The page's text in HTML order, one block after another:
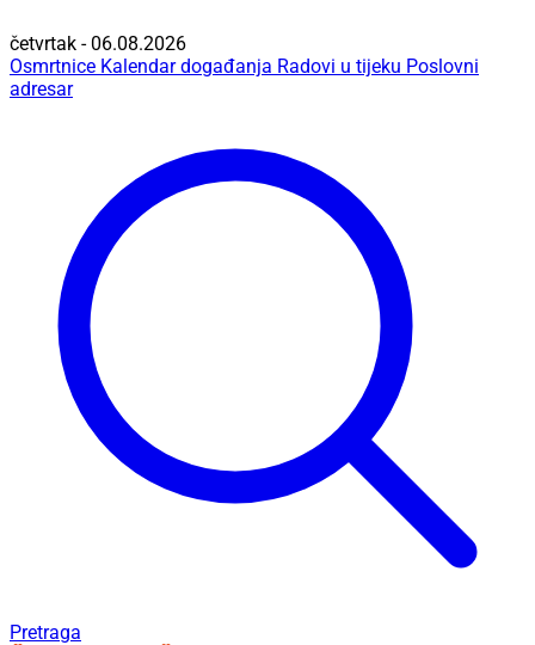
četvrtak - 06.08.2026
Osmrtnice Kalendar događanja Radovi u tijeku Poslovni
adresar
Pretraga